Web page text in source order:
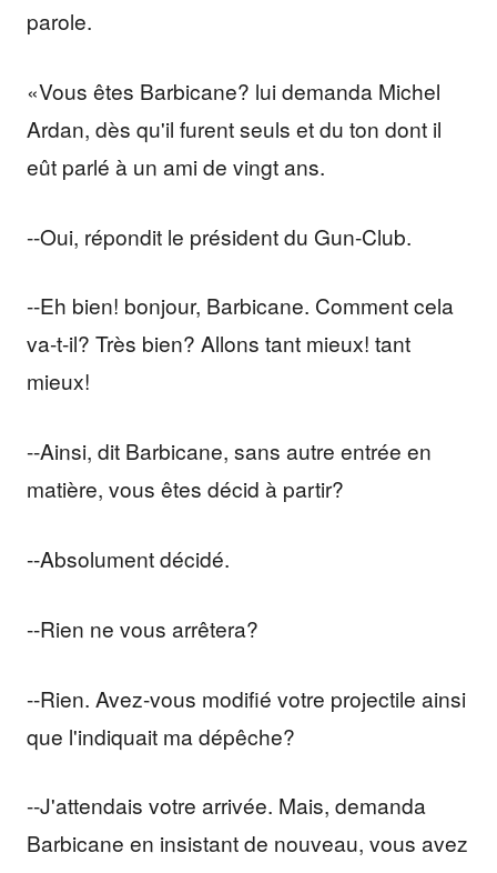
parole.
«Vous êtes Barbicane? lui demanda Michel
Ardan, dès qu'il furent seuls et du ton dont il
eût parlé à un ami de vingt ans.
--Oui, répondit le président du Gun-Club.
--Eh bien! bonjour, Barbicane. Comment cela
va-t-il? Très bien? Allons tant mieux! tant
mieux!
--Ainsi, dit Barbicane, sans autre entrée en
matière, vous êtes décid à partir?
--Absolument décidé.
--Rien ne vous arrêtera?
--Rien. Avez-vous modifié votre projectile ainsi
que l'indiquait ma dépêche?
--J'attendais votre arrivée. Mais, demanda
Barbicane en insistant de nouveau, vous avez